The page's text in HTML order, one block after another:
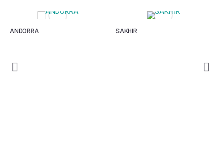
ANDORRA SAKHIR